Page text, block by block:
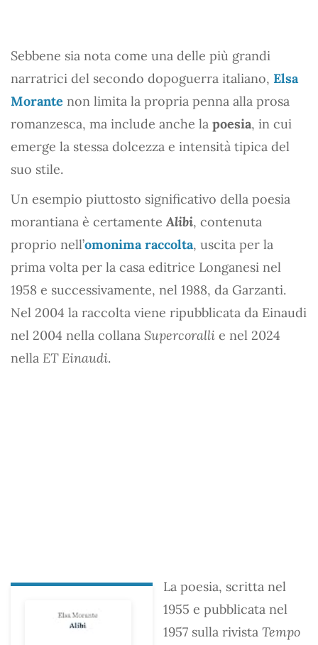
Sebbene sia nota come una delle più grandi
narratrici del secondo dopoguerra italiano, Elsa
Morante non limita la propria penna alla prosa
romanzesca, ma include anche la poesia, in cui
emerge la stessa dolcezza e intensità tipica del
suo stile.
Un esempio piuttosto significativo della poesia
morantiana è certamenteAlibi, contenuta
proprio nell’omonima raccolta, uscita per la
prima volta per la casa editrice Longanesi nel
1958 e successivamente, nel 1988, da Garzanti.
Nel 2004 la raccolta viene ripubblicata da Einaudi
nel 2004 nella collana Supercoralli e nel 2024
nella ET Einaudi.
La poesia, scritta nel
1955 e pubblicata nel
1957 sulla rivista Tempo